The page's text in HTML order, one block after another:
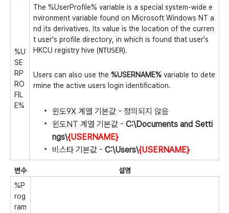
%U
SE
RP
RO
FIL
E%
The %UserProfile% variable is a special system-wide e
nvironment variable found on Microsoft Windows NT a
nd its derivatives. Its value is the location of the curren
t user's profile directory, in which is found that user's
HKCU registry hive (NTUSER).
Users can also use the %USERNAME% variable to dete
rmine the active users login identification.
윈도9X 계열 기본값 - 정의되지 않음
윈도NT 계열 기본값 - C:\Documents and Setti
ngs\{USERNAME}
비스타 기본값 - C:\Users\{USERNAME}
변수
설명
%P
rog
ram